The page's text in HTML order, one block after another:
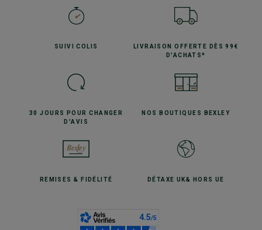
SUIVICOLIS LIVRAISON OFFERTE
DÈS 99€
D'ACHATS*
30 JOURS POURCHANGER
D'AVIS
NOS BOUTIQUES BEXLEY
REMISES& FIDÉLITÉ DÉTAXE UK& HORS UE